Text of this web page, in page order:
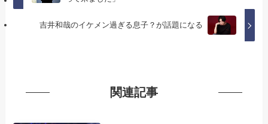
吉井和哉のイケメン過ぎる息子？が話題になる
関連記事